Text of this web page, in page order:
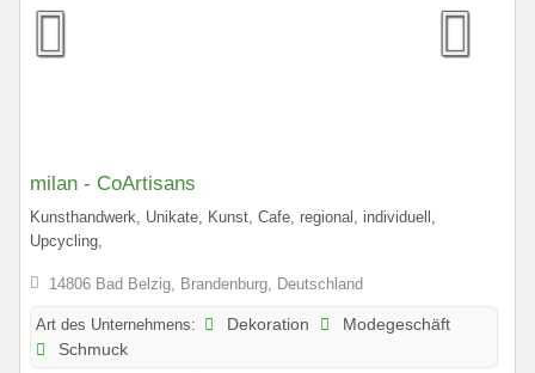
milan - CoArtisans
Kunsthandwerk, Unikate, Kunst, Cafe, regional, individuell,
Upcycling,
14806 Bad Belzig, Brandenburg, Deutschland
Art des Unternehmens: Dekoration
Modegeschäft
Schmuck